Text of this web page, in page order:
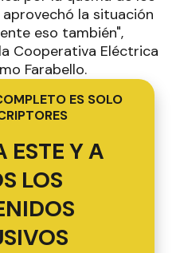
la situación
eso también",
Cooperativa Eléctrica
Farabello.
ES SOLO
ESTE Y A
LOS